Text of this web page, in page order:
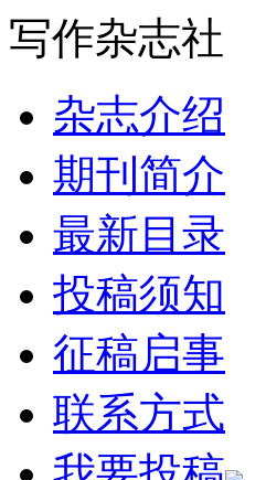
写作杂志社
杂志介绍
期刊简介
最新目录
投稿须知
征稿启事
联系方式